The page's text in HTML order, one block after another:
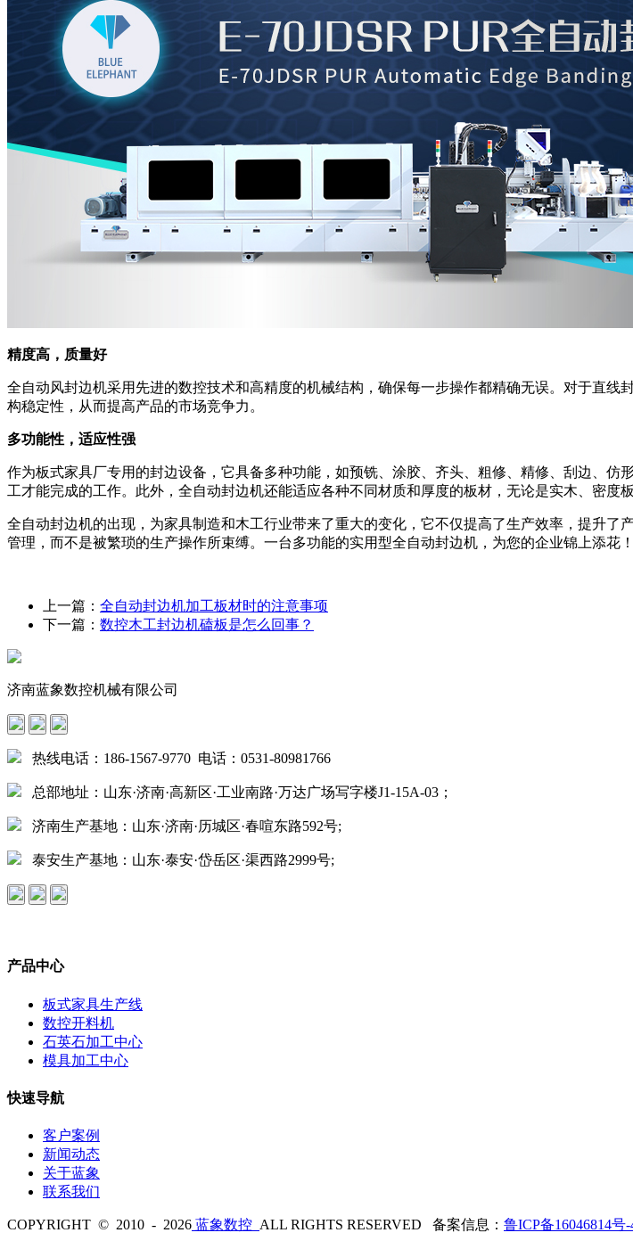
精度高，质量好
全自动风封边机采用先进的数控技术和高精度的机械结构，确保每一步操作都精确无误。对于直
构稳定性，从而提高产品的市场竞争力。
多功能性，适应性强
作为板式家具厂专用的封边设备，它具备多种功能，如预铣、涂胶、齐头、粗修、精修、刮边、
工才能完成的工作。此外，全自动封边机还能适应各种不同材质和厚度的板材，无论是实木、密度
全自动封边机的出现，为家具制造和木工行业带来了重大的变化，它不仅提高了生产效率，提升
管理，而不是被繁琐的生产操作所束缚。一台多功能的实用型全自动封边机，为您的企业锦上添花！
上一篇： 全自动封边机加工板材时的注意事项
下一篇： 数控木工封边机磕板是怎么回事？
济南蓝象数控机械有限公司
热线电话：186-1567-9770 电话：0531-80981766
总部地址：山东·济南·高新区·工业南路·万达广场写字楼J1-15A-03；
济南生产基地：山东·济南·历城区·春喧东路592号;
泰安生产基地：山东·泰安·岱岳区·渠西路2999号;
产品中心
板式家具生产线
数控开料机
石英石加工中心
模具加工中心
快速导航
客户案例
新闻动态
关于蓝象
联系我们
COPYRIGHT © 2010 - 2026 蓝象数控 ALL RIGHTS RESERVED 备案信息： 鲁ICP备16046814号-